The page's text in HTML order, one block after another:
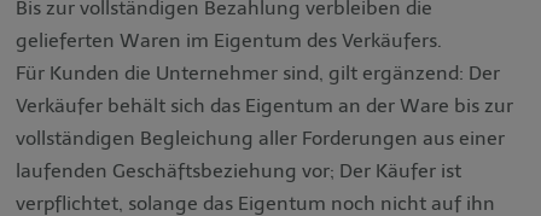
Bis zur vollständigen Bezahlung verbleiben die
gelieferten Waren im Eigentum des Verkäufers.
Für Kunden die Unternehmer sind, gilt ergänzend: Der
Verkäufer behält sich das Eigentum an der Ware bis zur
vollständigen Begleichung aller Forderungen aus einer
laufenden Geschäftsbeziehung vor; Der Käufer ist
verpflichtet, solange das Eigentum noch nicht auf ihn